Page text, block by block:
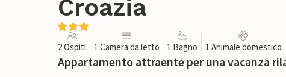
Croazia
2 Ospiti 1 Camera da letto 1 Bagno 1 Animale domestico
Appartamento attraente per una vacanza